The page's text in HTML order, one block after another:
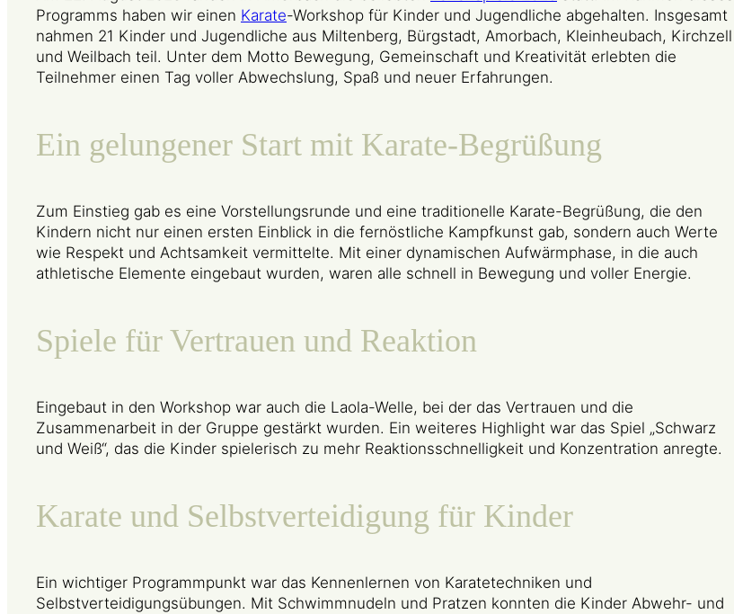
Programms haben wir einen Karate-Workshop für Kinder und Jugendliche abgehalten. Insgesamt
nahmen 21 Kinder und Jugendliche aus Miltenberg, Bürgstadt, Amorbach, Kleinheubach, Kirchzell
und Weilbach teil. Unter dem Motto Bewegung, Gemeinschaft und Kreativität erlebten die
Teilnehmer einen Tag voller Abwechslung, Spaß und neuer Erfahrungen.
Ein gelungener Start mit Karate-Begrüßung
Zum Einstieg gab es eine Vorstellungsrunde und eine traditionelle Karate-Begrüßung, die den
Kindern nicht nur einen ersten Einblick in die fernöstliche Kampfkunst gab, sondern auch Werte
wie Respekt und Achtsamkeit vermittelte. Mit einer dynamischen Aufwärmphase, in die auch
athletische Elemente eingebaut wurden, waren alle schnell in Bewegung und voller Energie.
Spiele für Vertrauen und Reaktion
Eingebaut in den Workshop war auch die Laola-Welle, bei der das Vertrauen und die
Zusammenarbeit in der Gruppe gestärkt wurden. Ein weiteres Highlight war das Spiel „Schwarz
und Weiß“, das die Kinder spielerisch zu mehr Reaktionsschnelligkeit und Konzentration anregte.
Karate und Selbstverteidigung für Kinder
Ein wichtiger Programmpunkt war das Kennenlernen von Karatetechniken und
Selbstverteidigungsübungen. Mit Schwimmnudeln und Pratzen konnten die Kinder Abwehr- und